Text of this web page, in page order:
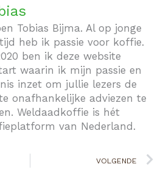
Tobias Bijma. Al op jonge
heb ik passie voor koffie.
ben ik deze website
waarin ik mijn passie en
inzet om jullie lezers de
onafhankelijke adviezen te
Weldaadkoffie is hét
van Nederland.
VOLGENDE